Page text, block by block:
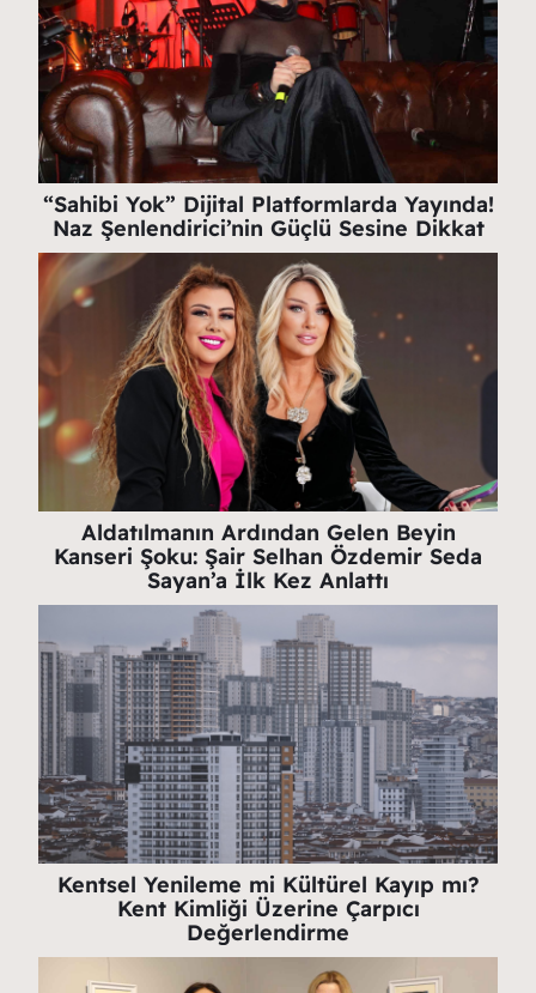
“Sahibi Yok” Dijital Platformlarda Yayında!
Naz Şenlendirici’nin Güçlü Sesine Dikkat
Aldatılmanın Ardından Gelen Beyin
Kanseri Şoku: Şair Selhan Özdemir Seda
Sayan’a İlk Kez Anlattı
Kentsel Yenileme mi Kültürel Kayıp mı?
Kent Kimliği Üzerine Çarpıcı
Değerlendirme